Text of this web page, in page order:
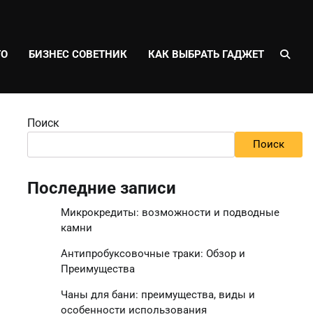
БИЗНЕС СОВЕТНИК КАК ВЫБРАТЬ ГАДЖЕТ
Поиск
Поиск
Последние записи
Микрокредиты: возможности и подводные
камни
Антипробуксовочные траки: Обзор и
Преимущества
Чаны для бани: преимущества, виды и
особенности использования